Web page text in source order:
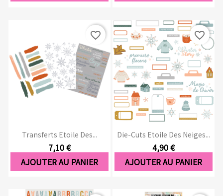
Transferts Etoile Des...
7,10 €
AJOUTER AU PANIER
favorite_border
Die-Cuts Etoile Des Neiges...
4,90 €
AJOUTER AU PANIER
favorite_border